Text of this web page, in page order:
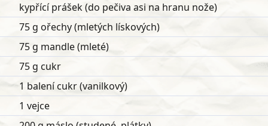
kypřící prášek (do pečiva asi na hranu nože)
75 g ořechy (mletých lískových)
75 g mandle (mleté)
75 g cukr
1 balení cukr (vanilkový)
1 vejce